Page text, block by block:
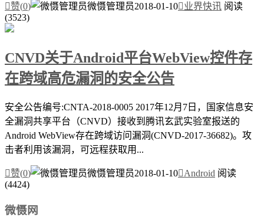
赞(0) 微慑管理员2018-01-10业界快讯 阅读
(3523)
CNVD关于Android平台WebView控件存
在跨域高危漏洞的安全公告
安全公告编号:CNTA-2018-0005 2017年12月7日，国家信息安
全漏洞共享平台（CNVD）接收到腾讯玄武实验室报送的
Android WebView存在跨域访问漏洞(CNVD-2017-36682)。攻
击者利用该漏洞，可远程获取用...
赞(0) 微慑管理员2018-01-10Android 阅读
(4424)
微慑网